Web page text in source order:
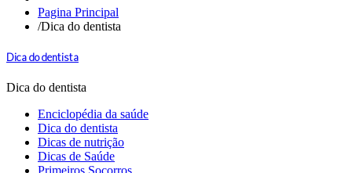
Pagina Principal
/Dica do dentista
Dica do dentista
Dica do dentista
Enciclopédia da saúde
Dica do dentista
Dicas de nutrição
Dicas de Saúde